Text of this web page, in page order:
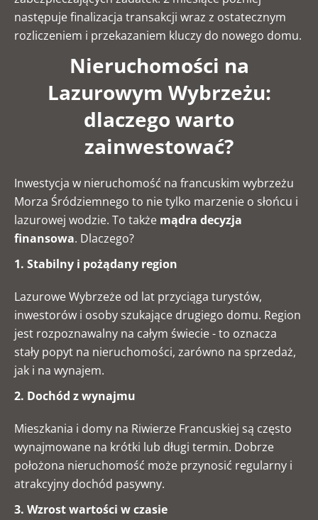
następuje finalizacja transakcji wraz z ostatecznym
rozliczeniem i przekazaniem kluczy do nowego domu.
Nieruchomości na
Lazurowym Wybrzeżu:
dlaczego warto
zainwestować?
Inwestycja w nieruchomość na francuskim wybrzeżu
Morza Śródziemnego to nie tylko marzenie o słońcu i
lazurowej wodzie. To także mądra decyzja
finansowa. Dlaczego?
1. Stabilny i pożądany region
Lazurowe Wybrzeże od lat przyciąga turystów,
inwestorów i osoby szukające drugiego domu. Region
jest rozpoznawalny na całym świecie - to oznacza
stały popyt na nieruchomości, zarówno na sprzedaż,
jak i na wynajem.
2. Dochód z wynajmu
Mieszkania i domy na Riwierze Francuskiej są często
wynajmowane na krótki lub długi termin. Dobrze
położona nieruchomość może przynosić regularny i
atrakcyjny dochód pasywny.
3. Wzrost wartości w czasie